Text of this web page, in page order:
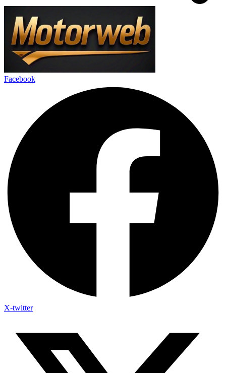
Facebook
X-twitter